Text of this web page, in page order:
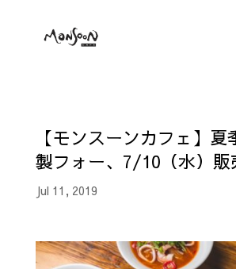
【モンスーンカフェ】
製フォー、7/10（水）販
Jul 11, 2019